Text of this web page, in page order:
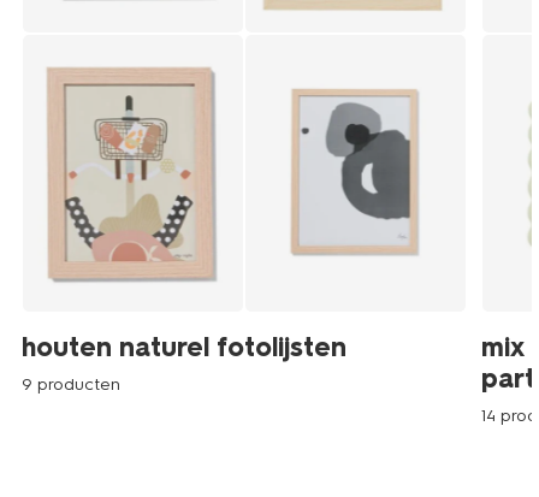
houten naturel fotolijsten
9 producten
mix
14